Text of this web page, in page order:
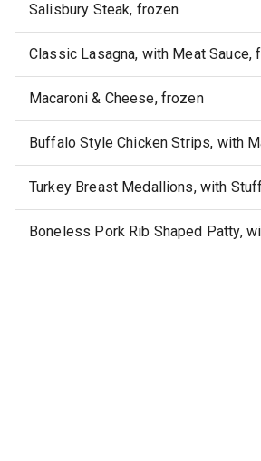
Salisbury Steak, frozen
Classic Lasagna, with Meat Sauce,
Macaroni & Cheese, frozen